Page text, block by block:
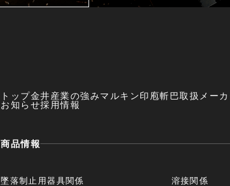
トップ金井産業の強みマルキン印 庖斬巴取扱メー
お知らせ採用情報
商品情報
墜落制止用器具関係
溶接関係